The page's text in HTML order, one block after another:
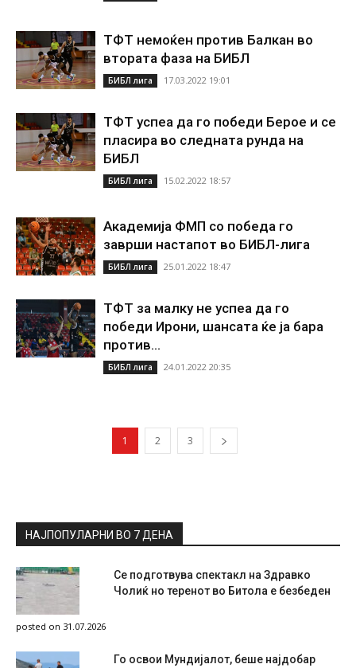
ТФТ немоќен против Балкан во
втората фаза на БИБЛ
БИБЛ лига 17.03.2022 19:01
ТФТ успеа да го победи Берое и се
пласира во следната рунда на
БИБЛ
БИБЛ лига 15.02.2022 18:57
Академија ФМП со победа го
заврши настапот во БИБЛ-лига
БИБЛ лига 25.01.2022 18:47
ТФТ за малку не успеа да го
победи Ирони, шансата ќе ја бара
против...
БИБЛ лига 24.01.2022 20:35
1 2 3
НАЈПОПУЛАРНИ ВО 7 ДЕНА
Се подготвува спектакл на Здравко
Чолиќ но теренот во Битола е безбеден
posted on 31.07.2026
Го освои Мундијалот, беше најдобар